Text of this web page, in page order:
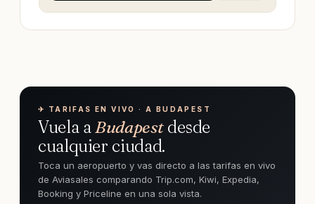
✈︎ TARIFAS EN VIVO · A BUDAPEST
Vuela aBudapestdesde
cualquier ciudad.
Toca un aeropuerto y vas directo a las tarifas en vivo
de Aviasales comparando Trip.com, Kiwi, Expedia,
Booking y Priceline en una sola vista.